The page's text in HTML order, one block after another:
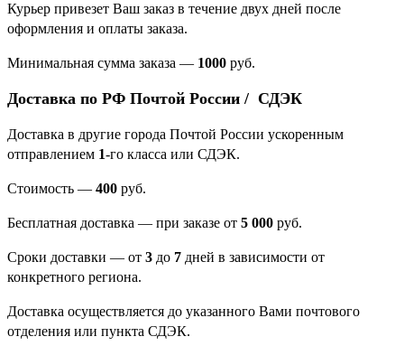
Курьер привезет Ваш заказ в течение двух дней после
оформления и оплаты заказа.
Минимальная сумма заказа — 1000 руб.
Доставка по РФ Почтой России / СДЭК
Доставка в другие города Почтой России ускоренным
отправлением 1-го класса или СДЭК.
Стоимость — 400 руб.
Бесплатная доставка — при заказе от 5 000 руб.
Сроки доставки — от 3 до 7 дней в зависимости от
конкретного региона.
Доставка осуществляется до указанного Вами почтового
отделения или пункта СДЭК.